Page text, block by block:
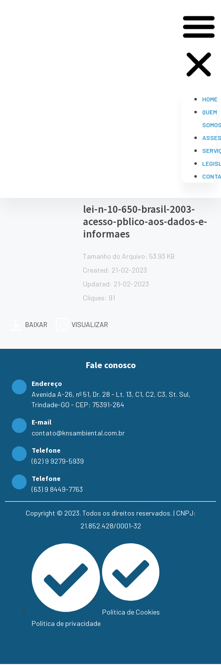
HOME
QUEM
lei-n-10-650-brasil-2003-
acesso-pblico-aos-dados-e-
informaes
Tamanho do Arquivo: 53.93 KB
Created: 21-02-2023
Updated: 21-02-2023
Cliques: 91
BAIXAR VISUALIZAR
Fale conosco
Endereço
Avenida A-26, nº 51, Dr. 28 - Lt. 13, C1, C2, C3, St. Sul,
Trindade-GO - CEP: 75391-264
E-mail
contato@knsambiental.com.br
Telefone
(62) 9 9279-5939
Telefone
(63) 9 8449-7763
Copyright © 2023. Todos os direitos reservados. | CNPJ:
21.852.428/0001-32
Política de privacidade
Política de Cookies